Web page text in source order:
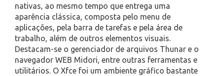
nativas, ao mesmo tempo que entrega uma
aparência clássica, composta pelo menu de
aplicações, pela barra de tarefas e pela área de
trabalho, além de outros elementos visuais.
Destacam-se o gerenciador de arquivos Thunar e o
navegador WEB Midori, entre outras ferramentas e
utilitários. O Xfce foi um ambiente gráfico bastante